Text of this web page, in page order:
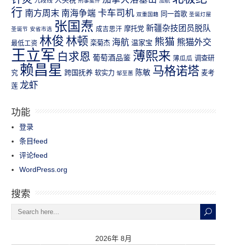
行 南方周末 南海争端 卡车司机 双重国籍 同一首歌 圣诞灯屋
圣诞节 安省市选 张国焘 成吉思汗 摩托党 新疆杂技团员脱队
最低工资 林俊 林顿 栾菊杰 海航 温家宝 熊猫 熊猫外交
王立军 白求恩 葡萄酒品鉴 薄熙来 薄瓜瓜 调查研
究 赖昌星 跨国抚养 软实力 邹至蕙 陈敏 马格诺塔 麦考
莲 龙虾
功能
登录
条目feed
评论feed
WordPress.org
搜索
2026年 8月